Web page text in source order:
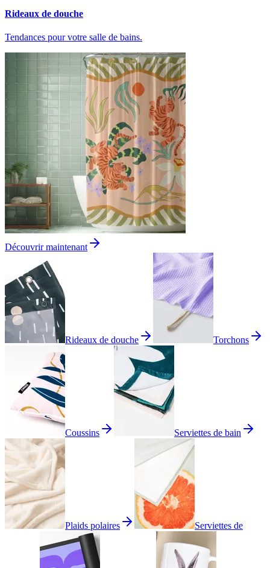
Rideaux de douche
Tendances pour votre salle de bains.
Découvrir maintenant
Rideaux de douche Torchons
Coussins Serviettes de bain
Plaids polaires Serviettes de